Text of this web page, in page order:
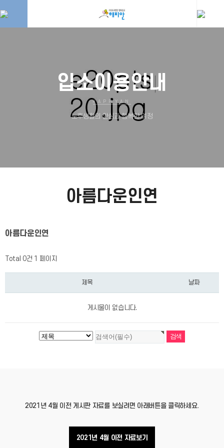
입소이용안내
HAPPYAN
노후생활의 안심과 행복한 여정
아름다운인연
아름다운인연
Total 0건 1 페이지
제목 날짜
게시물이 없습니다.
2021년 4월 이전 게시판 자료를 보실려면 아래버튼을 클릭하세요.
2021년 4월 이전 자료보기